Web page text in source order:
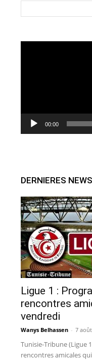
00:00
DERNIERES NEWS
Ligue 1 :
rencontres
vendredi
Wanys Belhassen - 7
Tunisie-Tribune (Ligue
rencontres amicales